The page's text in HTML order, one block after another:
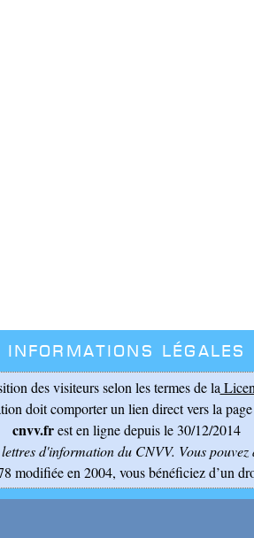
Informations légales
des visiteurs selon les termes de la
doit comporter un lien direct vers la
cnvv.frest en ligne depuis le 30/12/2014
lettres d'information du CNVV. Vous
en 2004, vous bénéficiez d’un